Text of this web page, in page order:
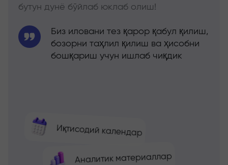
бутун дунё бўйлаб юклаб олиш!
Иқтисодий календар
Аналитик материаллар
Биз иловани тез қарор қабул қилиш,
бозорни таҳлил қилиш ва ҳисобни
бошқариш учун ишлаб чиқдик